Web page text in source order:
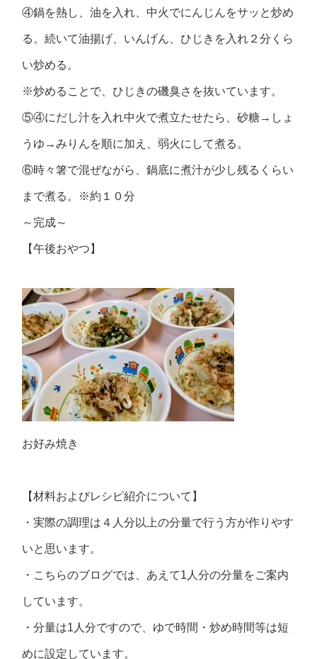
④鍋を熱し、油を入れ、中火でにんじんをサッと炒め
る。続いて油揚げ、いんげん、ひじきを入れ２分くら
い炒める。
※炒めることで、ひじきの磯臭さを抜いています。
⑤④にだし汁を入れ中火で煮立たせたら、砂糖→しょ
うゆ→みりんを順に加え、弱火にして煮る。
⑥時々箸で混ぜながら、鍋底に煮汁が少し残るくらい
まで煮る。※約１０分
～完成～
【午後おやつ】
お好み焼き
【材料およびレシピ紹介について】
・実際の調理は４人分以上の分量で行う方が作りやす
いと思います。
・こちらのブログでは、あえて1人分の分量をご案内
しています。
・分量は1人分ですので、ゆで時間・炒め時間等は短
めに設定しています。